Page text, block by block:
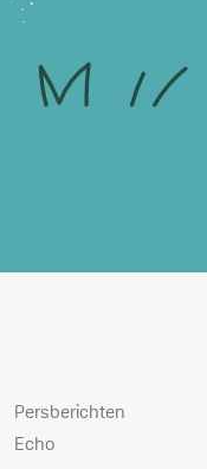
Prioriteiten
Persberichten
Echo